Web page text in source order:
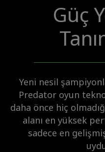
Güç
Yeni nesil
Predator oyun
daha önce hiç
alanı en yüksek
sadece en